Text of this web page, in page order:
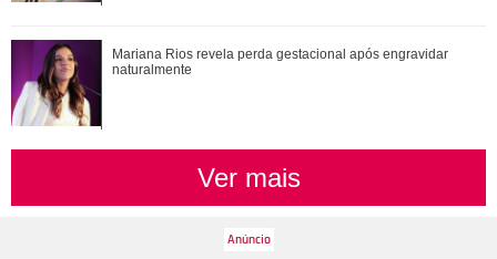
Time Adriana ou time Brandão? Veja de que lado os
personagens de Quem Ama Cuida estão
Mariana Rios revela perda gestacional após engravidar
naturalmente
Ver mais